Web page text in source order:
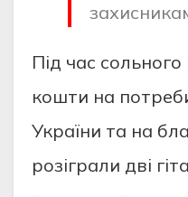
Під час
кошти на
України та на
розіграли дві